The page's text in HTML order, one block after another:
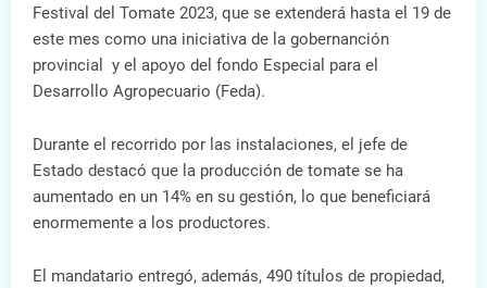
Festival del Tomate 2023, que se extenderá hasta el 19 de
este mes como una iniciativa de la gobernanción
provincial y el apoyo del fondo Especial para el
Desarrollo Agropecuario (Feda).
Durante el recorrido por las instalaciones, el jefe de
Estado destacó que la producción de tomate se ha
aumentado en un 14% en su gestión, lo que beneficiará
enormemente a los productores.
El mandatario entregó, además, 490 títulos de propiedad,